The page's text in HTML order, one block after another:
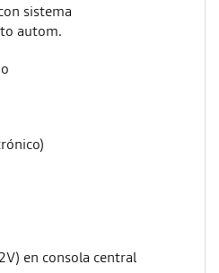
sistema
autom.
en consola central